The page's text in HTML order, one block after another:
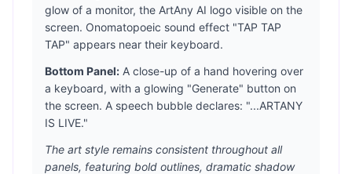
glow of a monitor, the ArtAny AI logo visible on the
screen. Onomatopoeic sound effect "TAP TAP
TAP" appears near their keyboard.
Bottom Panel: A close-up of a hand hovering over
a keyboard, with a glowing "Generate" button on
the screen. A speech bubble declares: "...ARTANY
IS LIVE."
The art style remains consistent throughout all
panels, featuring bold outlines, dramatic shadow